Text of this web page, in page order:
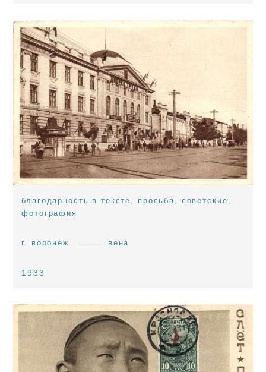
благодарность в тексте , просьба, советские ,
фотография
г. воронеж вена
1933